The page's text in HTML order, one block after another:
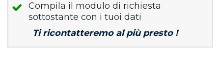
Compila il modulo di richiesta
sottostante con i tuoi dati
Ti ricontatteremo al più presto !